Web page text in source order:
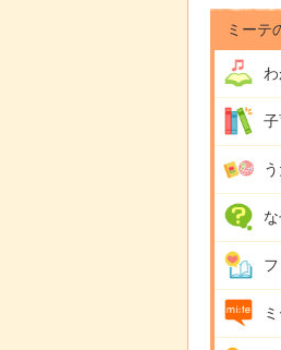
ミーテ